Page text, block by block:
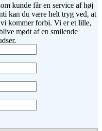
kunde får en service af høj
kan du være helt tryg ved, at
kommer forbi. Vi er et lille,
mødt af en smilende